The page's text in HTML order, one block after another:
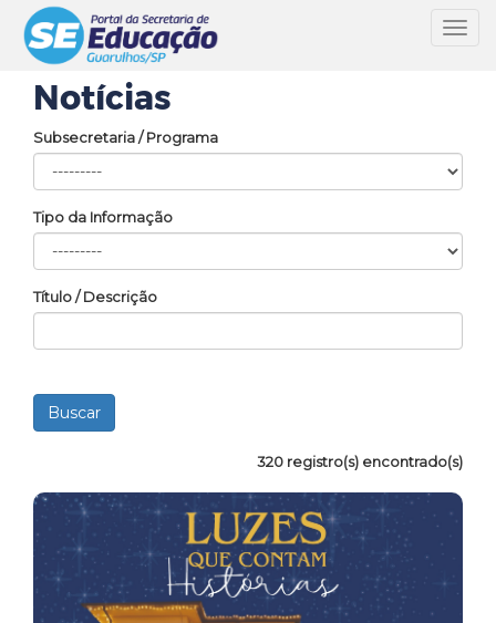
Notícias
Subsecretaria / Programa
Tipo da Informação
Título / Descrição
320 registro(s) encontrado(s)